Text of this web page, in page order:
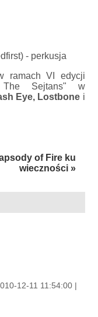
- perkusja
ramach VI edycji
Sejtans" w
Eye, Lostbone i
of Fire ku
wieczności »
12-11 11:54:00 |